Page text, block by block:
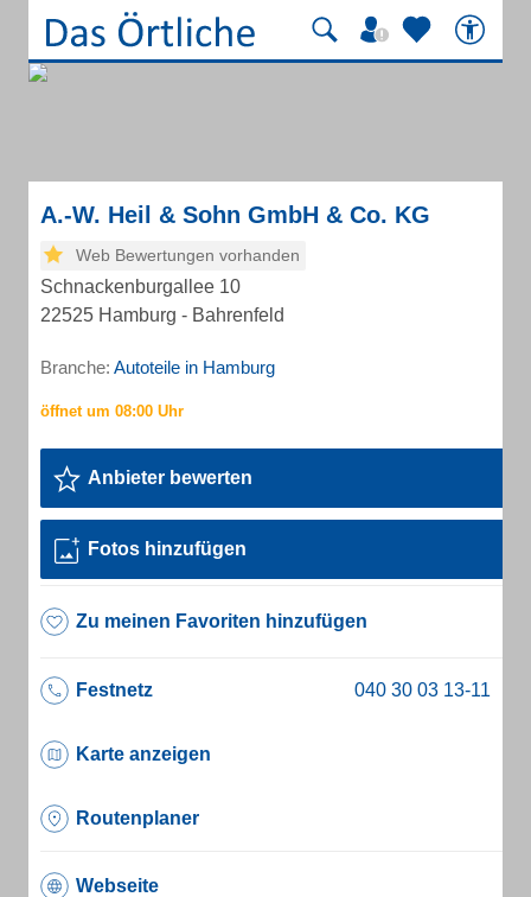
A.-W. Heil & Sohn GmbH & Co. KG
Web Bewertungen vorhanden
Schnackenburgallee 10
22525 Hamburg - Bahrenfeld
Branche: Autoteile in Hamburg
Anbieter bewerten
Fotos hinzufügen
Zu meinen Favoriten hinzufügen
Festnetz
Karte anzeigen
Routenplaner
Webseite